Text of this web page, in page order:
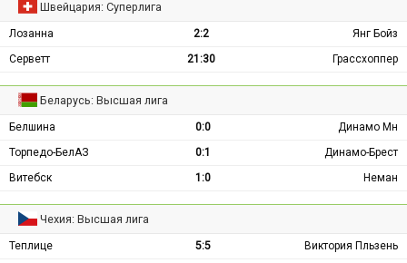
Швейцария: Суперлига
Лозанна 2:2
Янг Бойз
Серветт
21:30 Грассхоппер
Беларусь: Высшая лига
Белшина 0:0
Динамо Мн
Торпедо-БелАЗ
0:1
Динамо-Брест
Витебск
1:0 Неман
Чехия: Высшая лига
Теплице 5:5
Виктория Пльзень